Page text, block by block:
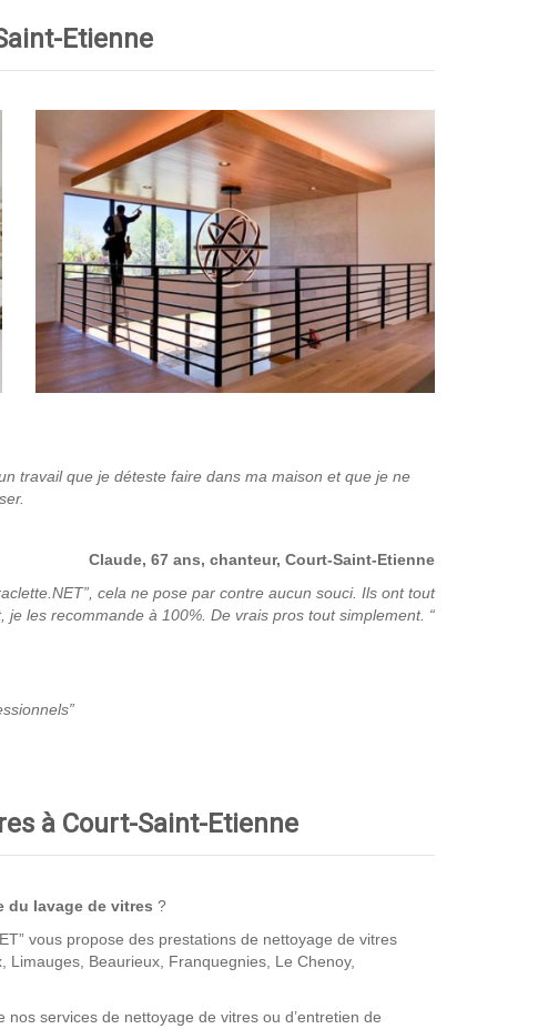
Etienne
travail que je déteste faire dans ma maison et que je ne
Claude, 67 ans, chanteur, Court-Saint-Etienne
cela ne pose par contre aucun souci. Ils ont tout
les recommande à 100%. De vrais pros tout simplement. “
à Court-Saint-Etienne
du lavage de vitres ?
vous propose des prestations de nettoyage de vitres
Beaurieux, Franquegnies, Le Chenoy,
services de nettoyage de vitres ou d’entretien de